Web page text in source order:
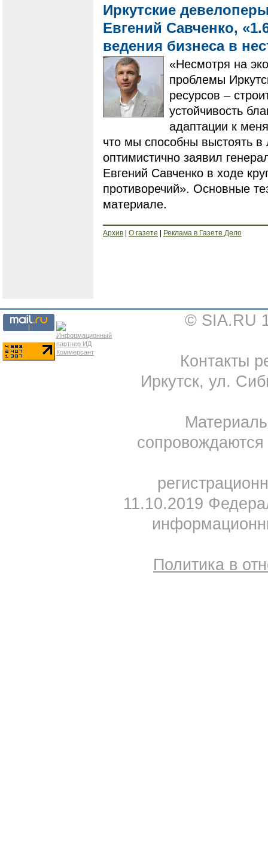
Иркутские
Евгений Савченко,
ведения бизнеса в
«Несмотря на
проблемы
ресурсов –
устойчивость
адаптации к
что мы способны выстоять
оптимистично заявил
Евгений Савченко в ходе
противоречий». Основные
материале.
Архив | О газете | Реклама в Газете Дело
© SIA.RU
Контакты
Иркутск, ул.
11.10.2019
Политика в